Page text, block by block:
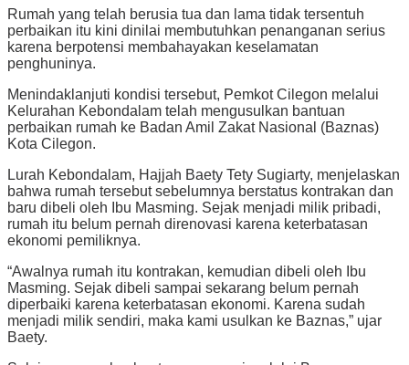
Rumah yang telah berusia tua dan lama tidak tersentuh
perbaikan itu kini dinilai membutuhkan penanganan serius
karena berpotensi membahayakan keselamatan
penghuninya.
Menindaklanjuti kondisi tersebut, Pemkot Cilegon melalui
Kelurahan Kebondalam telah mengusulkan bantuan
perbaikan rumah ke Badan Amil Zakat Nasional (Baznas)
Kota Cilegon.
Lurah Kebondalam, Hajjah Baety Tety Sugiarty, menjelaskan
bahwa rumah tersebut sebelumnya berstatus kontrakan dan
baru dibeli oleh Ibu Masming. Sejak menjadi milik pribadi,
rumah itu belum pernah direnovasi karena keterbatasan
ekonomi pemiliknya.
“Awalnya rumah itu kontrakan, kemudian dibeli oleh Ibu
Masming. Sejak dibeli sampai sekarang belum pernah
diperbaiki karena keterbatasan ekonomi. Karena sudah
menjadi milik sendiri, maka kami usulkan ke Baznas,” ujar
Baety.